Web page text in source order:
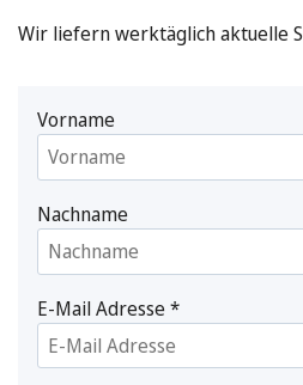
Wir liefern werktäglich aktuelle
Vorname
Nachname
E-Mail Adresse*